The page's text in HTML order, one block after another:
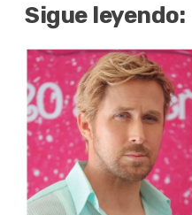
Sigue leyendo: